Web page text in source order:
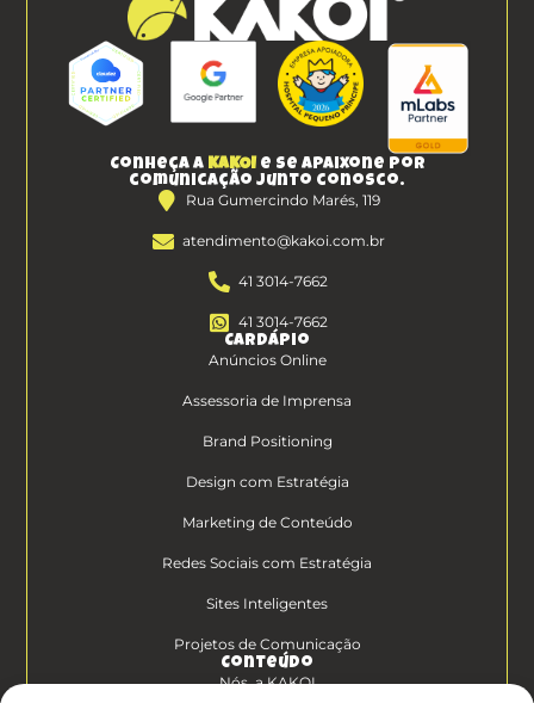
Conheça a KAKOI e se apaixone por
comunicação junto conosco.
Rua Gumercindo Marés, 119
atendimento@kakoi.com.br
41 3014-7662
41 3014-7662
Cardápio
Anúncios Online
Assessoria de Imprensa
Brand Positioning
Design com Estratégia
Marketing de Conteúdo
Redes Sociais com Estratégia
Sites Inteligentes
Projetos de Comunicação
Conteúdo
Nós, a KAKOI